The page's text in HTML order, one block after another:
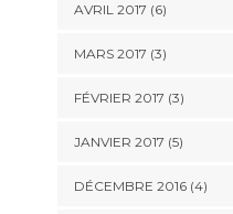
AVRIL 2017 (6)
MARS 2017 (3)
FÉVRIER 2017 (3)
JANVIER 2017 (5)
DÉCEMBRE 2016(4)